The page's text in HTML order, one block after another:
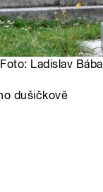
Ladislav Bába
dušičkově